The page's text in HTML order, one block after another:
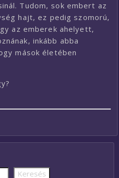
Tudom, sok embert az
hajt, ez pedig szomorú,
az emberek ahelyett,
inkább abba
mások életében
Keresés